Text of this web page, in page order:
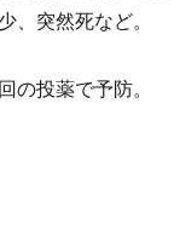
、突然死など。
の投薬で予防。